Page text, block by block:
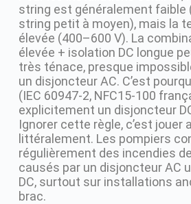
string est généralement faible
string petit à moyen), mais la
élevée (400–600 V). La
élevée + isolation DC longue
très ténace, presque
un disjoncteur AC. C’est
(IEC 60947-2, NFC15-100
explicitement un disjoncteur
Ignorer cette règle, c’est jouer
littéralement. Les pompiers
régulièrement des incendies
causés par un disjoncteur AC
DC, surtout sur installations
brac.